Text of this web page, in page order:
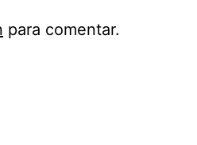
para comentar.